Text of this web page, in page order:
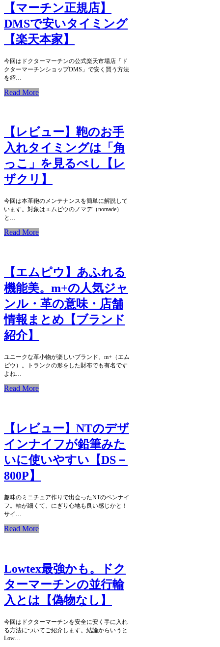
【マーチン正規店】
DMSで安いタイミング
【楽天本家】
今回はドクターマーチンの公式楽天市場店「ド
クターマーチンショップDMS」で安く買う方法
を紹…
Read More
【レビュー】鞄のお手
入れタイミングは「角
っこ」を見るべし【レ
ザクリ】
今回は本革鞄のメンテナンスを簡単に解説して
います。対象はエムピウのノマデ（nomade）
と…
Read More
【エムピウ】あふれる
機能美。m+の人気ジャ
ンル・革の意味・店舗
情報まとめ【ブランド
紹介】
ユニークな革小物が楽しいブランド、m+（エム
ピウ）。トランクの形をした財布でも有名です
よね…
Read More
【レビュー】NTのデザ
インナイフが鉛筆みた
いに使いやすい【DS－
800P】
趣味のミニチュア作りで出会ったNTのペンナイ
フ。軸が細くて、にぎり心地も良い感じかと！
サイ…
Read More
Lowtex最強かも。ドク
ターマーチンの並行輸
入とは【偽物なし】
今回はドクターマーチンを安全に安く手に入れ
る方法についてご紹介します。結論からいうと
Low…